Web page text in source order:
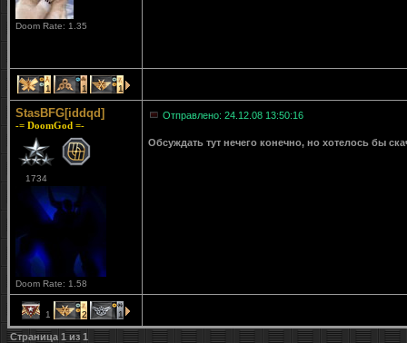
Doom Rate: 1.35
1 1 1
StasBFG[iddqd]
-= DoomGod =-
1734
Doom Rate: 1.58
Отправлено: 24.12.08 13:50:16
Обсуждать тут нечего конечно, но хотелось бы
1 2 1
Страница 1из 1